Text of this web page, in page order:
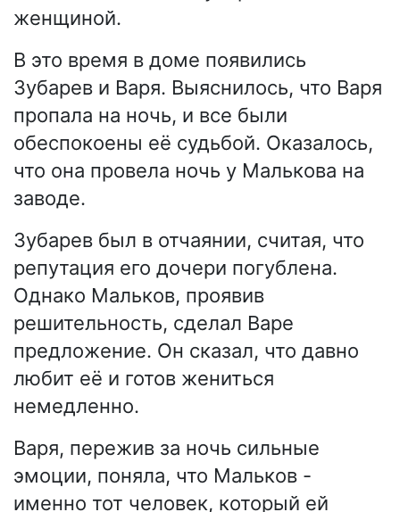
женщиной.
В это время в доме появились
Зубарев и Варя. Выяснилось, что Варя
пропала на ночь, и все были
обеспокоены её судьбой. Оказалось,
что она провела ночь у Малькова на
заводе.
Зубарев был в отчаянии, считая, что
репутация его дочери погублена.
Однако Мальков, проявив
решительность, сделал Варе
предложение. Он сказал, что давно
любит её и готов жениться
немедленно.
Варя, пережив за ночь сильные
эмоции, поняла, что Мальков -
именно тот человек, который ей